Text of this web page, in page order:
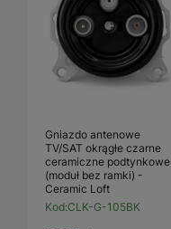
Gniazdo antenowe
TV/SAT okrągłe czarne
ceramiczne podtynkowe
(moduł bez ramki) -
Ceramic Loft
Kod:CLK-G-105BK